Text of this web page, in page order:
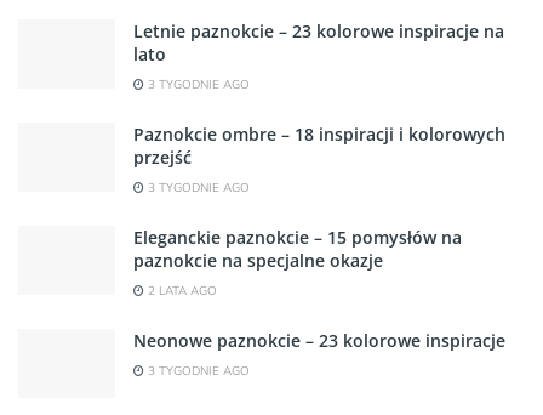
Letnie paznokcie – 23 kolorowe inspiracje na
lato
3 TYGODNIE AGO
Paznokcie ombre – 18 inspiracji i kolorowych
przejść
3 TYGODNIE AGO
Eleganckie paznokcie – 15 pomysłów na
paznokcie na specjalne okazje
2 LATA AGO
Neonowe paznokcie – 23 kolorowe inspiracje
3 TYGODNIE AGO